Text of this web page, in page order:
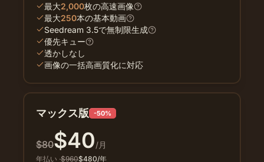
最大2,000枚の高速画像
最大250本の基本動画
Seedream 3.5で無制限生成
優先キュー
透かしなし
画像の一括高画質化に対応
マックス版 -50%
$80$40/月
年払い ·$960$480/年